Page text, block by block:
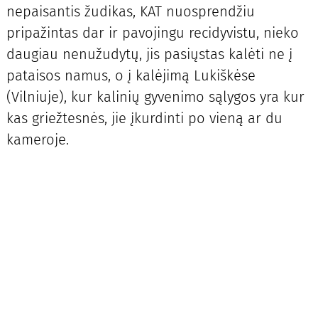
nepaisantis žudikas, KAT nuosprendžiu
pripažintas dar ir pavojingu recidyvistu, nieko
daugiau nenužudytų, jis pasiųstas kalėti ne į
pataisos namus, o į kalėjimą Lukiškėse
(Vilniuje), kur kalinių gyvenimo sąlygos yra kur
kas griežtesnės, jie įkurdinti po vieną ar du
kameroje.